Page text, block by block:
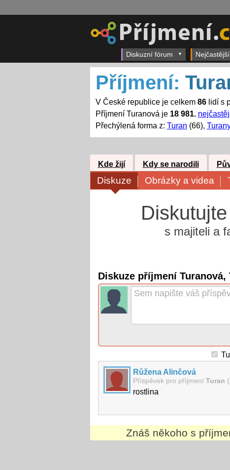
Diskuzní fórum
Příjmení:
V České republice je celkem 86lidí s
Příjmení Turanová je 18 981.
Přechýlená forma z: Turan (66),
Kde žijí Kdy se narodili
Diskuze
Obrázky a videa
s majiteli a
Diskuze příjmení Turanová,
Růžena Alinčová
Příspěvek pro příjmení Turan
rostlina
Znáš někoho s